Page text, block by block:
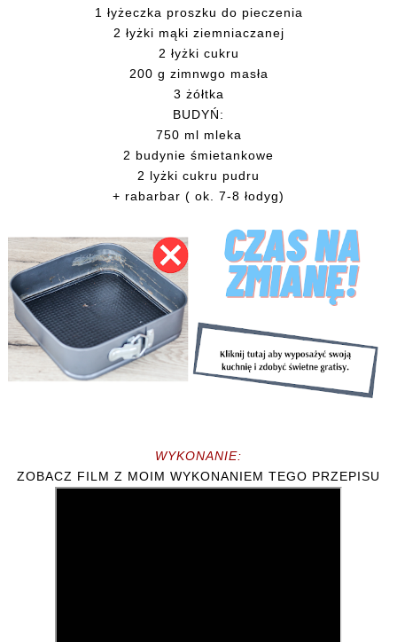
1 łyżeczka proszku do pieczenia
2 łyżki mąki ziemniaczanej
2 łyżki cukru
200 g zimnwgo masła
3 żółtka
BUDYŃ:
750 ml mleka
2 budynie śmietankowe
2 lyżki cukru pudru
+ rabarbar ( ok. 7-8 łodyg)
WYKONANIE:
ZOBACZ FILM Z MOIM WYKONANIEM TEGO PRZEPISU